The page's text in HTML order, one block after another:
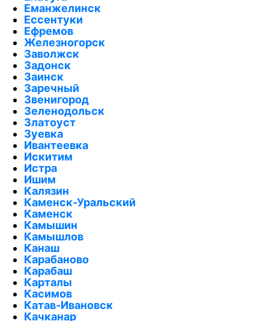
Еманжелинск
Ессентуки
Ефремов
Железногорск
Заволжск
Задонск
Заинск
Заречный
Звенигород
Зеленодольск
Златоуст
Зуевка
Ивантеевка
Искитим
Истра
Ишим
Калязин
Каменск-Уральский
Каменск
Камышин
Камышлов
Канаш
Карабаново
Карабаш
Карталы
Касимов
Катав-Ивановск
Качканар